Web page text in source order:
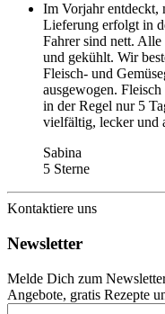
Im Vorjahr entdeckt,
Lieferung erfolgt in
Fahrer sind nett.
und gekühlt. Wir
Fleisch- und
ausgewogen.
in der Regel nur 5
vielfältig, lecker und
Sabina
5 Sterne
Kontaktiere uns
Newsletter
Melde Dich zum
Angebote, gratis Rezepte